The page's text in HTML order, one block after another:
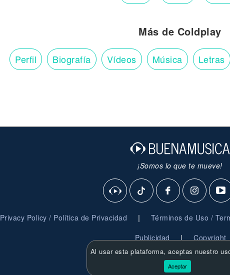
Más de Coldplay
Perfil Biografía Vídeos Música Letras
¡Somos lo que te mueve!
Privacy Policy / Política de Privacidad | Términos de Uso /
Publicidad | Copyright
© 2026 BuenaMusica.com - Derechos
Al usar esta plataforma, aceptas nuestro
Aceptar